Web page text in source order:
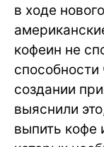
в ходе
кофеин не
создании
выяснили
выпить кофе